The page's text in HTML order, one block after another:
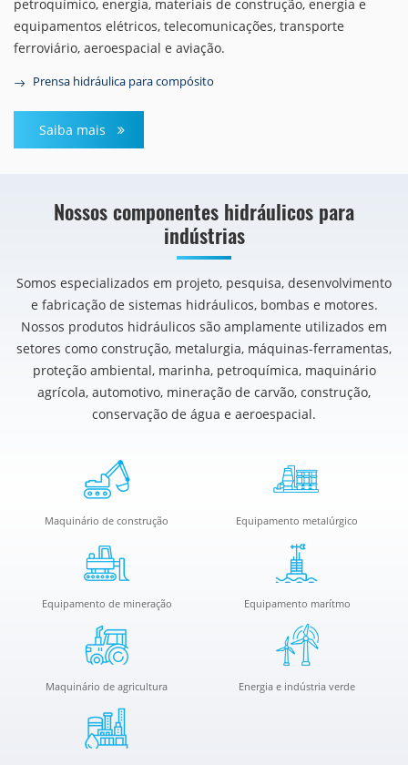
petroquímico, energia, materiais de construção, energia e
equipamentos elétricos, telecomunicações, transporte
ferroviário, aeroespacial e aviação.
Prensa hidráulica para compósito
Saiba mais
Nossos componentes hidráulicos para
indústrias
Somos especializados em projeto, pesquisa, desenvolvimento
e fabricação de sistemas hidráulicos, bombas e motores.
Nossos produtos hidráulicos são amplamente utilizados em
setores como construção, metalurgia, máquinas-ferramentas,
proteção ambiental, marinha, petroquímica, maquinário
agrícola, automotivo, mineração de carvão, construção,
conservação de água e aeroespacial.
Maquinário de construção Equipamento metalúrgico
Equipamento de mineração Equipamento marítmo
Maquinário de agricultura Energia e indústria verde